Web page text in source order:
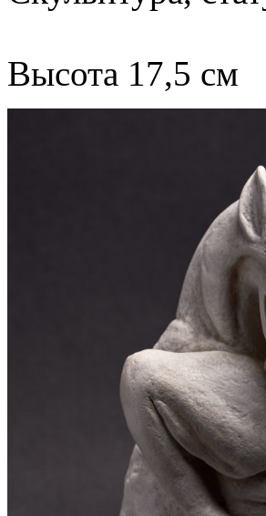
Высота 17,5 см